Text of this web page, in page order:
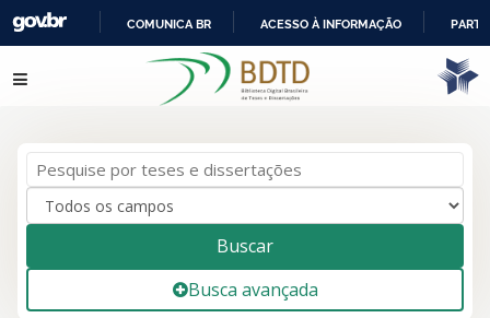
IR
PARA
COMUNICA BR ACESSO À INFORMAÇÃO
Pular para o conteúdo
Buscar
Busca avançada